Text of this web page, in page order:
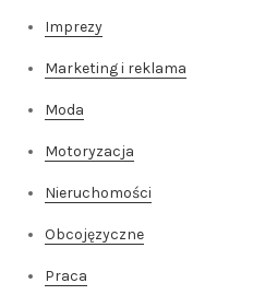
Imprezy
Marketing i reklama
Moda
Motoryzacja
Nieruchomości
Obcojęzyczne
Praca